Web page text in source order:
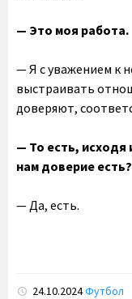
— Это моя работа.
— Я с уважением к
выстраивать
доверяют,
— То есть, исходя
нам доверие есть?
— Да, есть.
24.10.2024Футбол